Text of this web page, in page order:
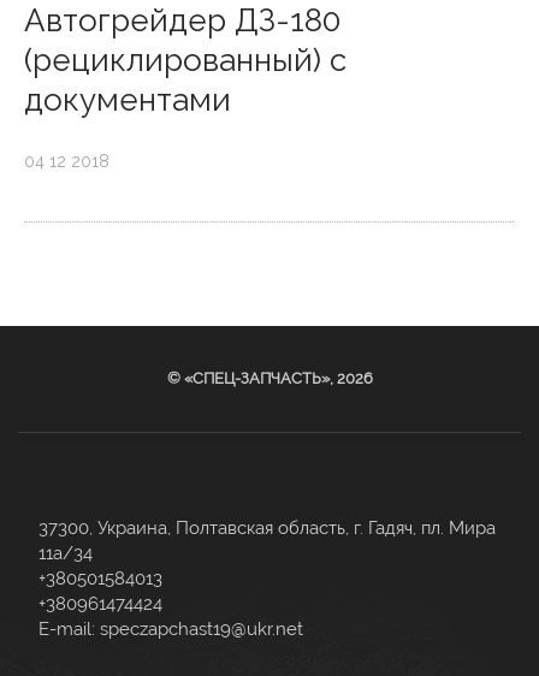
Автогрейдер ДЗ-180
(рециклированный) с
документами
04 12 2018
© «СПЕЦ-ЗАПЧАСТЬ», 2026
37300, Украина, Полтавская область, г. Гадяч, пл. Мира
11а/34
+380501584013
+380961474424
E-mail: speczapchast19@ukr.net